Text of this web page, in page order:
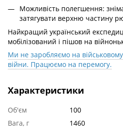
Можливість полегшення:
затягувати верхню частину
Найкращий український
мобілізований і пішов на
Ми не заробляємо на
війни. Працюємо на перемогу.
Характеристики
Об'єм
100
Вага, г
1460